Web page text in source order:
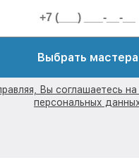
Выбрать мастера
Вы соглашаетесь
персональных